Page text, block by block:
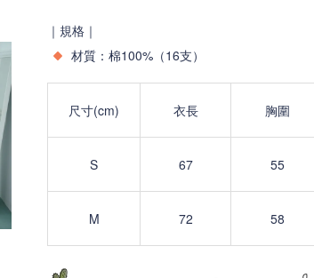
｜規格｜
材質： 棉100%（16支）
尺寸(cm) 衣長 胸圍
S 67 55
M 72 58